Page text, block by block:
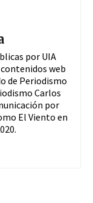
por UIA
web
de Periodismo
Carlos
por
El Viento en